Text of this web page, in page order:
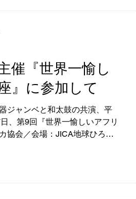
催『世界一愉し
』に参加して
ジャンベと和太鼓の共演、平
、第9回『世界一愉しいアフリ
協会／会場：JICA地球ひろ